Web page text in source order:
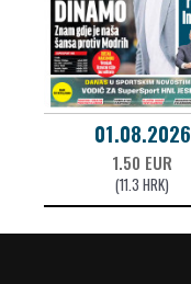
01.08.2026
1.50 EUR
(11.3 HRK)